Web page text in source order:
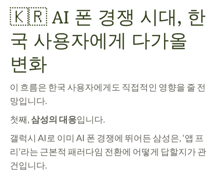
🇰🇷 AI 폰 경쟁 시대, 한
국 사용자에게 다가올
변화
이 흐름은 한국 사용자에게도 직접적인 영향을 줄 전
망입니다.
첫째,삼성의 대응입니다.
갤럭시 AI로 이미 AI 폰 경쟁에 뛰어든 삼성은, ‘앱 프
리’라는 근본적 패러다임 전환에 어떻게 답할지가 관
건입니다.